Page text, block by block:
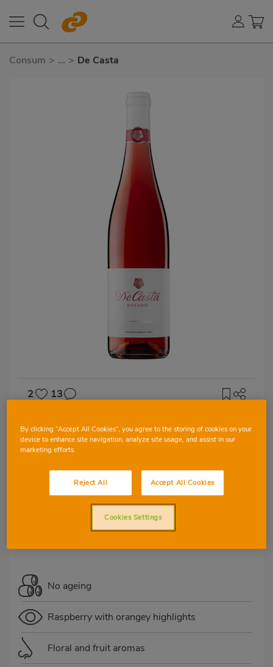
Consum > ... > De Casta
2 13
D.O CATALUÑA
De Casta
TEMPRANILLO
No ageing
Raspberry with orangey highlights
Floral and fruit aromas
By clicking “Accept All Cookies”, you agree to the storing of cookies on your
device to enhance site navigation, analyze site usage, and assist in our
marketing efforts.
Reject All Accept All Cookies
Cookies Settings